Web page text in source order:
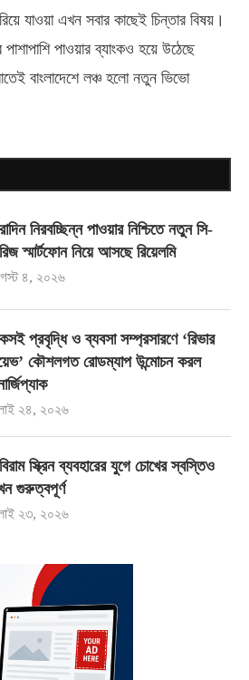
যাওয়া এখন সবার কাছেই চিন্তার বিষয়।
পাওয়ার ব্যাংকও হয়ে উঠেছে
বাংলাদেশে লঞ্চ হলো নতুন ভিভো
নিরবচ্ছিন্ন পাওয়ার নিশ্চিতে নতুন সি-
স্মার্টফোন নিয়ে আসছে রিয়েলমি
৪, ২০২৬
প্রবৃদ্ধি ও ব্যবসা সম্প্রসারণে ‘রিভার
কৌশলগত রোডম্যাপ উন্মোচন করল
২৪, ২০২৬
স্ক্রিন ব্যবহারের যুগে চোখের স্বস্তিও
গুরুত্বপূর্ণ
২৩, ২০২৬